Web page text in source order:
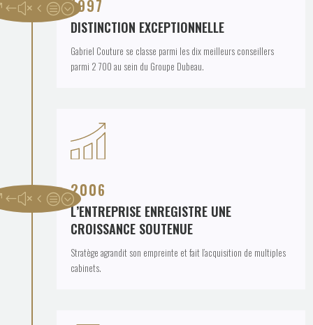
1997
DISTINCTION EXCEPTIONNELLE
Gabriel Couture se classe parmi les dix meilleurs conseillers
parmi 2 700 au sein du Groupe Dubeau.
2006
L’ENTREPRISE ENREGISTRE UNE
CROISSANCE SOUTENUE
Stratège agrandit son empreinte et fait l’acquisition de multiples
cabinets.